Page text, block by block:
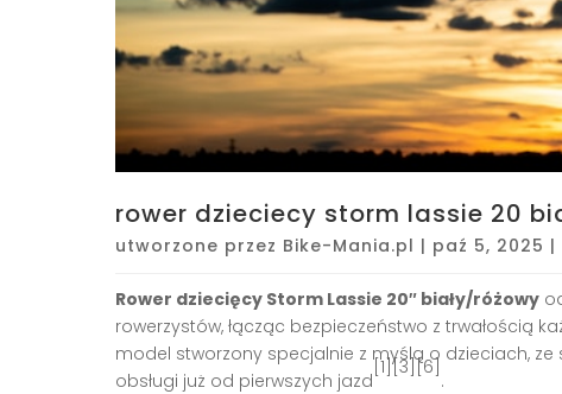
rower dzieciecy storm lassie 20
utworzone przez Bike-Mania.pl | paź 5, 2025 |
Rower dziecięcy Storm Lassie 20″ biały/różowy
rowerzystów, łącząc bezpieczeństwo z trwałością
model stworzony specjalnie z myślą o dzieciach,
obsługi już od pierwszych jazd
[1][3][6]
.